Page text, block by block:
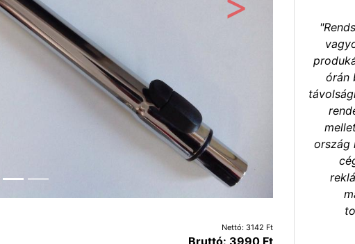
Nettó: 3142 Ft
Bruttó: 3990 Ft
órán
ország